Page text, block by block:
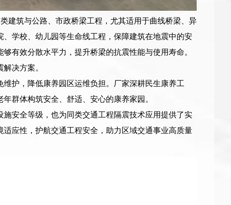
建筑与公路、市政桥梁工程，尤其适用于曲线桥梁、异
学校、幼儿园等生命线工程，保障建筑在地震中的安
有效分散水平力，提升桥梁的抗震性能与使用寿命。
决方案。
护，降低康养园区运维负担。厂家深耕民生康养工
群体构筑安全、舒适、安心的康养家园。
安全等级，也为同类交通工程隔震技术应用提供了实
应性，护航交通工程安全，助力区域交通事业高质量